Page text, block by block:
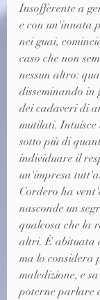
Insofferente a
e con un'innata
nei guai,
caso che non
nessun altro:
disseminando in
dei cadaveri di
mutilati. Intuisce
sotto più di
individuare il
un'impresa
Cordero ha
nasconde un
qualcosa che la
altri. È abituata
ma lo considera
maledizione, e
poterne parlare